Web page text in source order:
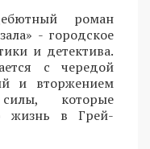
роман
- городское
и детектива.
с чередой
и вторжением
которые
жизнь в Грей-